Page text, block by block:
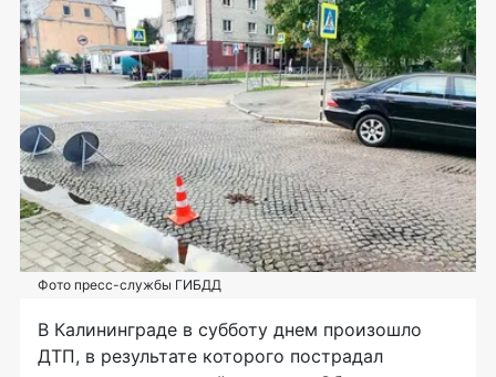
Фото пресс-службы ГИБДД
В Калининграде в субботу днем произошло
ДТП, в результате которого пострадал